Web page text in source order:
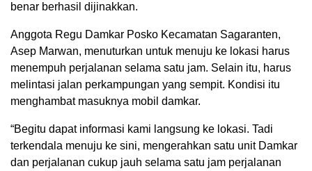
benar berhasil dijinakkan.
Anggota Regu Damkar Posko Kecamatan Sagaranten,
Asep Marwan, menuturkan untuk menuju ke lokasi harus
menempuh perjalanan selama satu jam. Selain itu, harus
melintasi jalan perkampungan yang sempit. Kondisi itu
menghambat masuknya mobil damkar.
“Begitu dapat informasi kami langsung ke lokasi. Tadi
terkendala menuju ke sini, mengerahkan satu unit Damkar
dan perjalanan cukup jauh selama satu jam perjalanan